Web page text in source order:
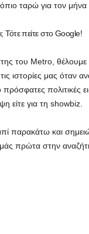
ταρώ για τον μήνα
Τότε πείτε στο Google!
του Metro, θέλουμε
ιστορίες μας όταν
πρόσφατες πολιτικές
είτε για τη showbiz.
παρακάτω και
πρώτα στην